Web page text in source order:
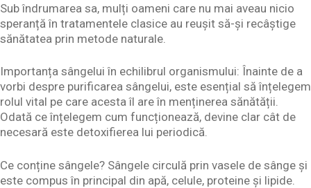
Sub îndrumarea sa, mulți oameni care nu mai aveau nicio
speranță în tratamentele clasice au reușit să-și recâștige
sănătatea prin metode naturale.
Importanța sângelui în echilibrul organismului: Înainte de a
vorbi despre purificarea sângelui, este esențial să înțelegem
rolul vital pe care acesta îl are în menținerea sănătății.
Odată ce înțelegem cum funcționează, devine clar cât de
necesară este detoxifierea lui periodică.
Ce conține sângele? Sângele circulă prin vasele de sânge și
este compus în principal din apă, celule, proteine și lipide.